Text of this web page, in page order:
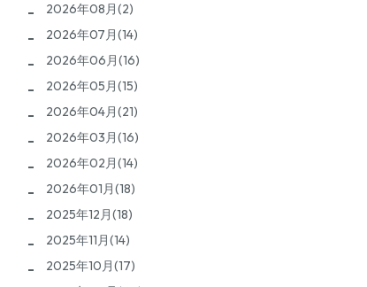
2026年08月(2)
2026年07月(14)
2026年06月(16)
2026年05月(15)
2026年04月(21)
2026年03月(16)
2026年02月(14)
2026年01月(18)
2025年12月(18)
2025年11月(14)
2025年10月(17)